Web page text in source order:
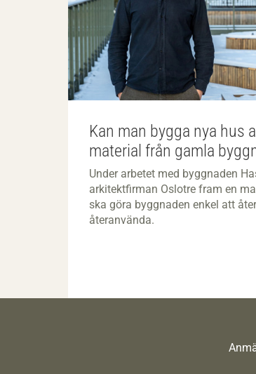
Kan man bygga nya hus
material från gamla
Under arbetet med byggnaden
arkitektfirman Oslotre fram en
ska göra byggnaden enkel att
återanvända.